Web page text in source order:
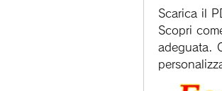
Scarica il
Scopri
adeguata.